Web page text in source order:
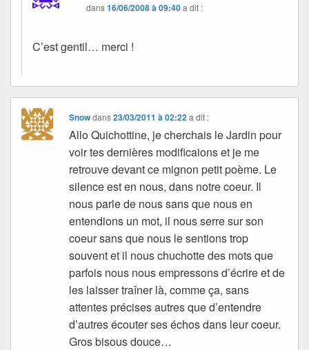
dans16/06/2008 à 09:40a dit :
C’est gentil… merci !
Snowdans23/03/2011 à 02:22 a dit :
Allo Quichottine, je cherchais le Jardin pour
voir tes dernières modificaions et je me
retrouve devant ce mignon petit poème. Le
silence est en nous, dans notre coeur. Il
nous parle de nous sans que nous en
entendions un mot, il nous serre sur son
coeur sans que nous le sentions trop
souvent et il nous chuchotte des mots que
parfois nous nous empressons d’écrire et de
les laisser traîner là, comme ça, sans
attentes précises autres que d’entendre
d’autres écouter ses échos dans leur coeur.
Gros bisous douce…